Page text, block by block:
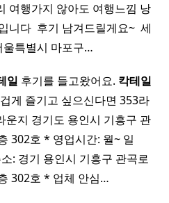
여행가지 않아도 여행느낌 낭
니다 ​ 후기 남겨드릴게요~ ​ 세
울특별시 마포구…
일 후기를 들고왔어요. 칵테일
게 즐기고 싶으신다면 353라
운지 경기도 용인시 기흥구 관
302호 * 영업시간: 월~ 일
: 경기 용인시 기흥구 관곡로
302호 * 업체 안심…